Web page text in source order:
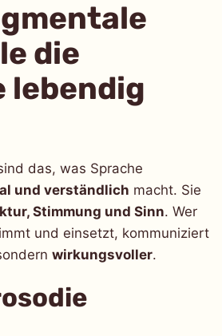
die
lebendig
das, was Sprache
und verständlich macht. Sie
Stimmung und Sinn. Wer
und einsetzt, kommuniziert
wirkungsvoller.